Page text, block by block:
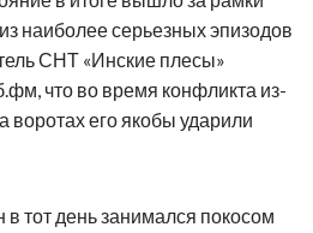
наиболее серьезных эпизодов
СНТ «Инские плесы»
что во время конфликта из-
воротах его якобы ударили
тот день занимался покосом